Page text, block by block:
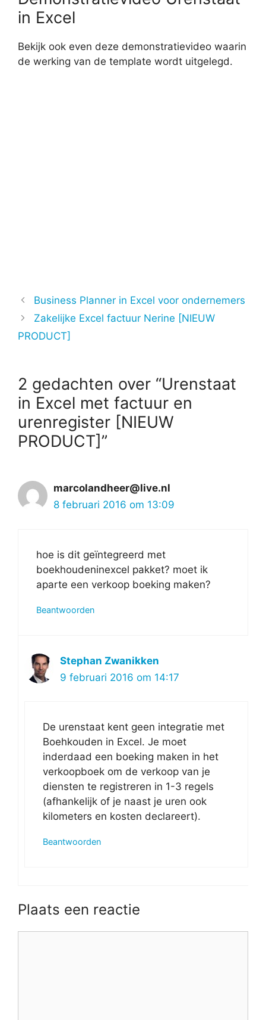
in Excel
Bekijk ook even deze demonstratievideo waarin
de werking van de template wordt uitgelegd.
Business Planner in Excel voor ondernemers
Zakelijke Excel factuur Nerine [NIEUW
PRODUCT]
2 gedachten over “Urenstaat
in Excel met factuur en
urenregister [NIEUW
PRODUCT]”
marcolandheer@live.nl
8 februari 2016 om 13:09
hoe is dit geïntegreerd met
boekhoudeninexcel pakket? moet ik
aparte een verkoop boeking maken?
Beantwoorden
Stephan Zwanikken
9 februari 2016 om 14:17
De urenstaat kent geen integratie met
Boehkouden in Excel. Je moet
inderdaad een boeking maken in het
verkoopboek om de verkoop van je
diensten te registreren in 1-3 regels
(afhankelijk of je naast je uren ook
kilometers en kosten declareert).
Beantwoorden
Plaats een reactie